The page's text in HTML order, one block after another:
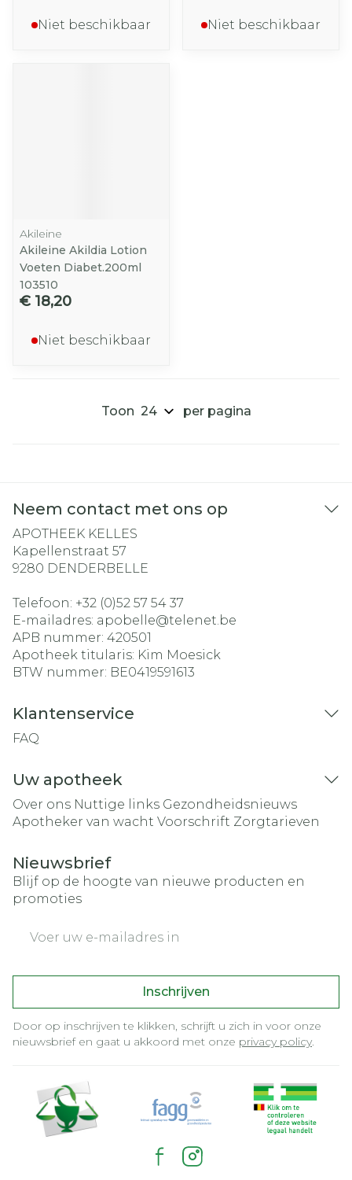
Niet beschikbaar Niet beschikbaar
Akileine
Akileine Akildia Lotion
Voeten Diabet.200ml
103510
€ 18,20
Niet beschikbaar
Toon per pagina
Neem contact met ons op
APOTHEEK KELLES
Kapellenstraat 57
9280 DENDERBELLE
Telefoon: +32 (0)52 57 54 37
E-mailadres: apobelle@telenet.be
APB nummer: 420501
Apotheek titularis: Kim Moesick
BTW nummer: BE0419591613
Klantenservice
FAQ
Uw apotheek
Over ons Nuttige links Gezondheidsnieuws
Apotheker van wacht Voorschrift Zorgtarieven
Nieuwsbrief
Blijf op de hoogte van nieuwe producten en
promoties
Inschrijven
Door op inschrijven te klikken, schrijft u zich in voor onze
nieuwsbrief en gaat u akkoord met onze privacy policy.